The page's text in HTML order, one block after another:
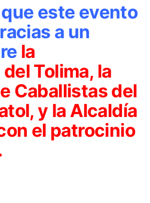
este evento
a un
la
Tolima, la
Caballistas del
y la Alcaldía
el patrocinio